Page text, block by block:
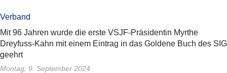
Verband
Mit 96 Jahren wurde die erste VSJF-Präsidentin Myrthe
Dreyfuss-Kahn mit einem Eintrag in das Goldene Buch des SIG
geehrt
Montag, 9. September 2024